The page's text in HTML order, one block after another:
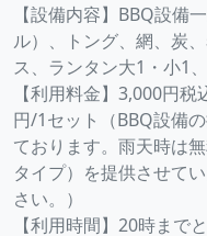
【設備内容】BBQ設備
ル）、トング、網、炭
ス、ランタン大1・小1
【利用料金】3,000円
円/1セット（BBQ設備
ております。雨天時は
タイプ）を提供させて
さい。）
【利用時間】20時まで